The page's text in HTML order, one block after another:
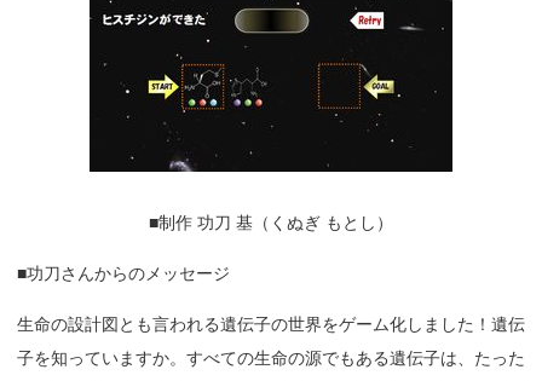
■制作 功刀 基（くぬぎ もとし）
■功刀さんからのメッセージ
生命の設計図とも言われる遺伝子の世界をゲーム化しました！遺伝
子を知っていますか。すべての生命の源でもある遺伝子は、たった